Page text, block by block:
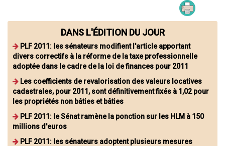
DANS L'ÉDITION DU JOUR
PLF 2011: les sénateurs modifient l'article apportant
divers correctifs à la réforme de la taxe professionnelle
adoptée dans le cadre de la loi de finances pour 2011
Les coefficients de revalorisation des valeurs locatives
cadastrales, pour 2011, sont définitivement fixés à 1,02 pour
les propriétés non bâties et bâties
PLF 2011: le Sénat ramène la ponction sur les HLM à 150
millions d'euros
PLF 2011: les sénateurs adoptent plusieurs mesures